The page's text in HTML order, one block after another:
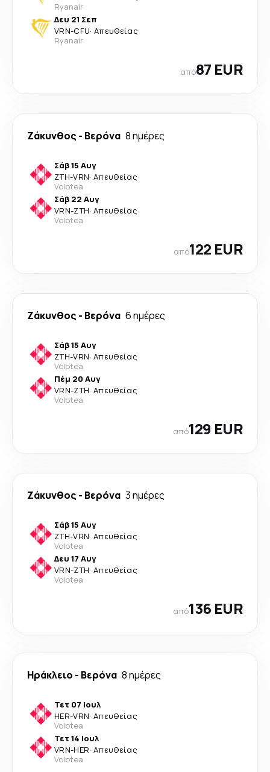
Ryanair
Δευ 21 Σεπ
VRN-CFU· Απευθείας
Ryanair
από87 EUR
Ζάκυνθος - Βερόνα 8 ημέρες
Σάβ 15 Αυγ
ZTH-VRN· Απευθείας
Volotea
Σάβ 22 Αυγ
VRN-ZTH· Απευθείας
Volotea
από122 EUR
Ζάκυνθος - Βερόνα 6 ημέρες
Σάβ 15 Αυγ
ZTH-VRN· Απευθείας
Volotea
Πέμ 20 Αυγ
VRN-ZTH· Απευθείας
Volotea
από129 EUR
Ζάκυνθος - Βερόνα 3 ημέρες
Σάβ 15 Αυγ
ZTH-VRN· Απευθείας
Volotea
Δευ 17 Αυγ
VRN-ZTH· Απευθείας
Volotea
από136 EUR
Ηράκλειο - Βερόνα 8 ημέρες
Τετ 07 Ιουλ
HER-VRN· Απευθείας
Volotea
Τετ 14 Ιουλ
VRN-HER· Απευθείας
Volotea